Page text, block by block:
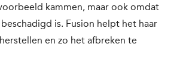
kammen, maar ook omdat
is. Fusion helpt het haar
en zo het afbreken te